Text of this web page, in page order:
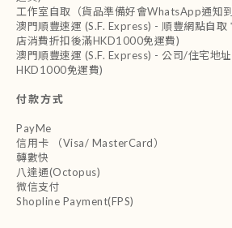
工作室自取（貨品準備好會WhatsApp通知
澳門順豐速運 (S.F. Express) - 順豐網點自
店消費折扣後滿HKD1000免運費)
澳門順豐速運 (S.F. Express) - 公司/住宅地
HKD1000免運費)
付款方式
PayMe
信用卡 （Visa/ MasterCard）
轉數快
八達通(Octopus)
微信支付
Shopline Payment(FPS)